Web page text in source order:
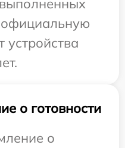
устройства
о готовности
о